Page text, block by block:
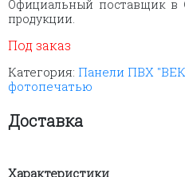
Официальный поставщик в
продукции.
Под заказ
Категория: Панели ПВХ
фотопечатью
Доставка
Характеристики